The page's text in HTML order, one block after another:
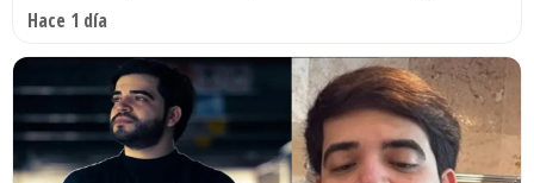
Hace 1 día